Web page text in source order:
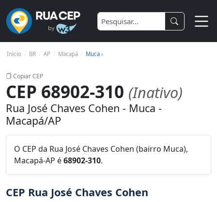
Início BR AP Macapá Muca ›
Copiar CEP
CEP 68902-310 (Inativo)
Rua José Chaves Cohen - Muca -
Macapá/AP
O CEP da Rua José Chaves Cohen (bairro Muca),
Macapá-AP é68902-310.
CEP Rua José Chaves Cohen